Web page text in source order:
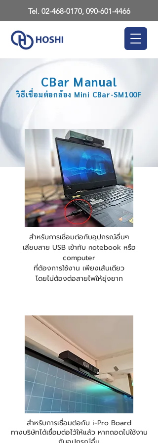
Tel. 02-468-0170, 090-601-4466
CBar Manual
วิธีเชื่อมต่อกล้อง Mini CBar-SM100F
สำหรับการเชื่อมต่อกับอุปกรณ์อื่นๆ
เสียบสาย USB เข้ากับ notebook หรือ
computer
ที่ต้องการใช้งาน เพียงเส้นเดียว
โดยไม่ต้องต่อสายไฟให้ยุ่งยาก
สำหรับการเชื่อมต่อกับ i-Pro Board
ทางบริษัทได้เชื่อมต่อไว้ให้แล้ว หากถอดไปใช้งาน